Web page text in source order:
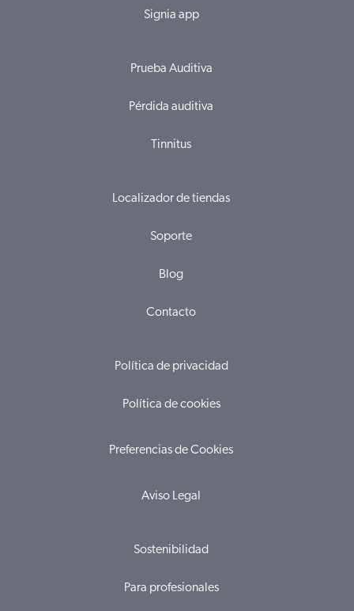
Signia app
Prueba Auditiva
Pérdida auditiva
Tinnitus
Localizador de tiendas
Soporte
Blog
Contacto
Política de privacidad
Política de cookies
Preferencias de Cookies
Aviso Legal
Sostenibilidad
Para profesionales